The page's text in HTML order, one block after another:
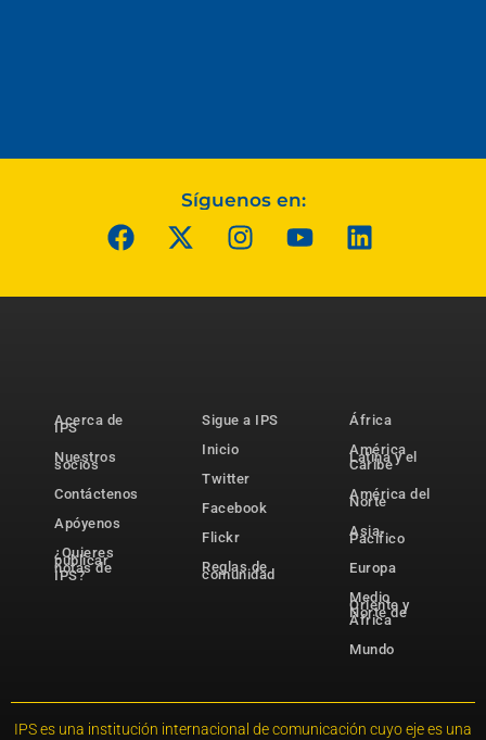
Síguenos en:
Acerca de
IPS
Nuestros
socios
Contáctenos
Apóyenos
¿Quieres
publicar
notas de
IPS?
Sigue a IPS
Inicio
Twitter
Facebook
Flickr
Reglas de
comunidad
África
América
Latina y el
Caribe
América del
Norte
Asia-
Pacífico
Europa
Medio
Oriente y
Norte de
África
Mundo
IPS es una institución internacional de comunicación cuyo eje es una